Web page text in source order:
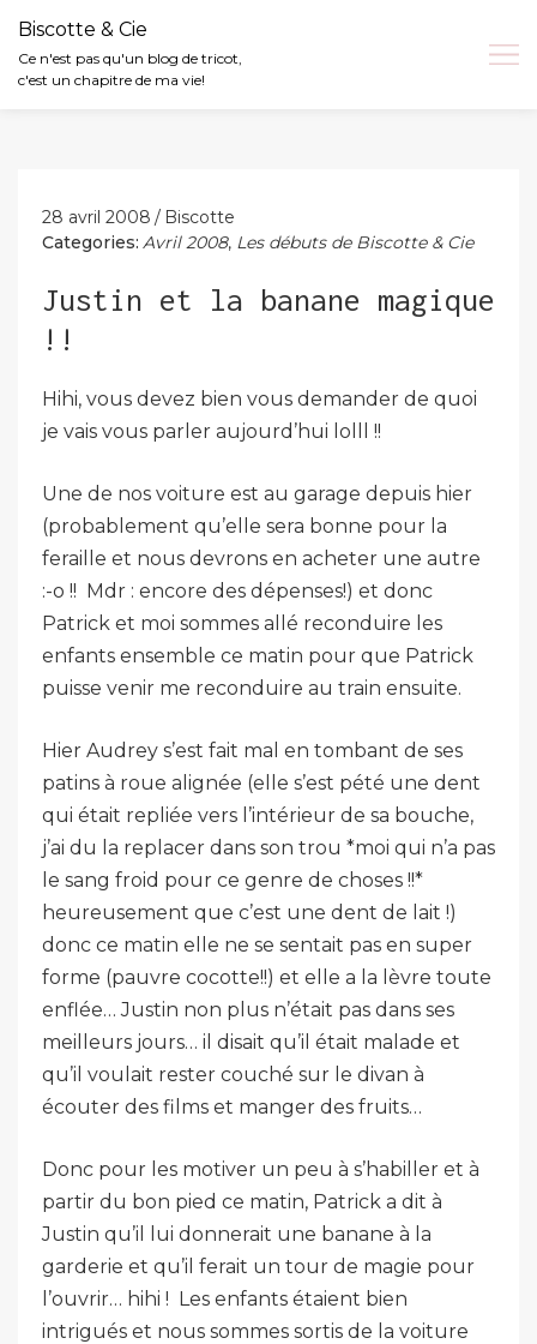
Biscotte & Cie
Ce n'est pas qu'un blog de tricot,
c'est un chapitre de ma vie!
28 avril 2008
Biscotte
Categories: Avril 2008, Les débuts de Biscotte & Cie
Justin et la banane magique
!!
Hihi, vous devez bien vous demander de quoi
je vais vous parler aujourd’hui lolll !!
Une de nos voiture est au garage depuis hier
(probablement qu’elle sera bonne pour la
feraille et nous devrons en acheter une autre
:-o !! Mdr : encore des dépenses!) et donc
Patrick et moi sommes allé reconduire les
enfants ensemble ce matin pour que Patrick
puisse venir me reconduire au train ensuite.
Hier Audrey s’est fait mal en tombant de ses
patins à roue alignée (elle s’est pété une dent
qui était repliée vers l’intérieur de sa bouche,
j’ai du la replacer dans son trou *moi qui n’a pas
le sang froid pour ce genre de choses !!*
heureusement que c’est une dent de lait !)
donc ce matin elle ne se sentait pas en super
forme (pauvre cocotte!!) et elle a la lèvre toute
enflée… Justin non plus n’était pas dans ses
meilleurs jours… il disait qu’il était malade et
qu’il voulait rester couché sur le divan à
écouter des films et manger des fruits…
Donc pour les motiver un peu à s’habiller et à
partir du bon pied ce matin, Patrick a dit à
Justin qu’il lui donnerait une banane à la
garderie et qu’il ferait un tour de magie pour
l’ouvrir… hihi ! Les enfants étaient bien
intrigués et nous sommes sortis de la voiture